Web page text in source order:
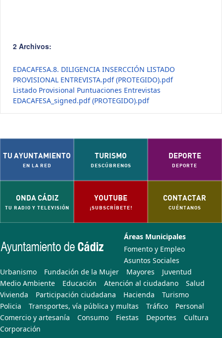
2 Archivos:
EDACAFESA.8. DILIGENCIA INSERCCIÓN LISTADO
PROVISIONAL ENTREVISTA.pdf (PROTEGIDO).pdf
Listado Provisional Puntuaciones Entrevistas
EDACAFESA_signed.pdf (PROTEGIDO).pdf
TU AYUNTAMIENTO
EN LA RED
TURISMO
DESCÚBRENOS
DEPORTE
DEPORTE
ONDA CÁDIZ
TU RADIO Y TELEVISIÓN
YOUTUBE
¡SUBSCRÍBETE!
CONTACTAR
CUÉNTANOS
Áreas Municipales
Fomento y Empleo
Asuntos Sociales
Urbanismo
Fundación de la Mujer Mayores
Juventud
Medio Ambiente
Educación Atención al ciudadano
Salud
Vivienda
Participación ciudadana Hacienda
Turismo
Policia
Transportes, vía pública y multas Tráfico
Personal
Comercio y artesanía
Consumo Fiestas Deportes
Cultura
Corporación